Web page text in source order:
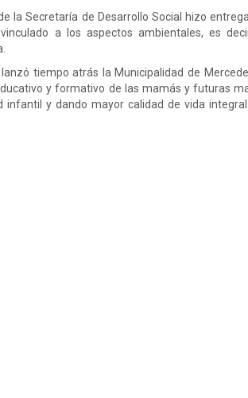
la Secretaría de Desarrollo Social hizo
a los aspectos ambientales, es
tiempo atrás la Municipalidad de
y formativo de las mamás y futuras
y dando mayor calidad de vida